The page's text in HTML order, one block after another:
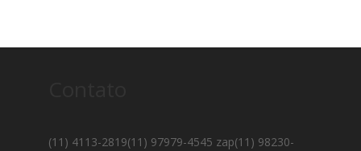
(11) 4113-2819(11) 97979-4545 zap(11) 98230-